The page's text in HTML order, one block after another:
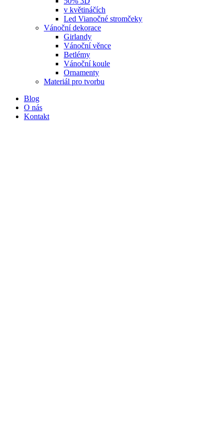
v květináčích
Led Vianočné stromčeky
Vánoční dekorace
Girlandy
Vánoční věnce
Betlémy
Vánoční koule
Ornamenty
Materiál pro tvorbu
Blog
O nás
Kontakt